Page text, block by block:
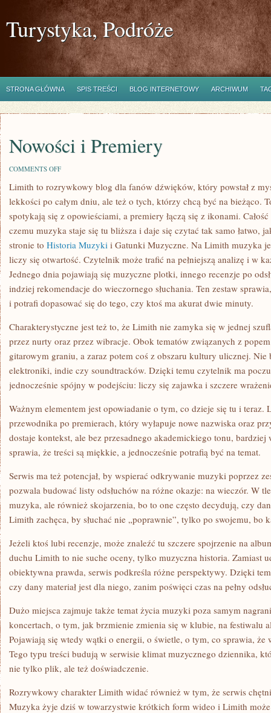
Turystyka, Podróże
STRONA GŁÓWNA SPIS TREŚCI BLOG INTERNETOWY ARCHIWUM
Nowości i Premiery
COMMENTS OFFON
I
PREMIERY
Limith to rozrywkowy blog dla fanów dźwięków, który powstał z
lekkości po całym dniu, ale też o tych, którzy chcą być na bieżąco.
spotykają się z opowieściami, a premiery łączą się z ikonami.
czemu muzyka staje się tu bliższa i daje się czytać tak samo łatwo,
stronie to Historia Muzyki i Gatunki Muzyczne. Na Limith muzyka
liczy się otwartość. Czytelnik może trafić na pełniejszą analizę i w
Jednego dnia pojawiają się muzyczne plotki, innego recenzje po
indziej rekomendacje do wieczornego słuchania. Ten zestaw
i potrafi dopasować się do tego, czy ktoś ma akurat dwie minuty.
Charakterystyczne jest też to, że Limith nie zamyka się w jednej
przez nurty oraz przez wibracje. Obok tematów związanych z
gitarowym graniu, a zaraz potem coś z obszaru kultury ulicznej.
elektroniki, indie czy soundtracków. Dzięki temu czytelnik ma
jednocześnie spójny w podejściu: liczy się zajawka i szczere
Ważnym elementem jest opowiadanie o tym, co dzieje się tu i teraz.
przewodnika po premierach, który wyłapuje nowe nazwiska oraz
dostaje kontekst, ale bez przesadnego akademickiego tonu,
sprawia, że treści są miękkie, a jednocześnie potrafią być na temat.
Serwis ma też potencjał, by wspierać odkrywanie muzyki poprzez
pozwala budować listy odsłuchów na różne okazje: na wieczór. W
muzyka, ale również skojarzenia, bo to one często decydują, czy
Limith zachęca, by słuchać nie „poprawnie”, tylko po swojemu, bo
Jeżeli ktoś lubi recenzje, może znaleźć tu szczere spojrzenie na
duchu Limith to nie suche oceny, tylko muzyczna historia. Zamiast
obiektywna prawda, serwis podkreśla różne perspektywy. Dzięki
czy dany materiał jest dla niego, zanim poświęci czas na pełny
Dużo miejsca zajmuje także temat życia muzyki poza samym
koncertach, o tym, jak brzmienie zmienia się w klubie, na festiwalu
Pojawiają się wtedy wątki o energii, o świetle, o tym, co sprawia, że
Tego typu treści budują w serwisie klimat muzycznego dziennika,
nie tylko plik, ale też doświadczenie.
Rozrywkowy charakter Limith widać również w tym, że serwis
Muzyka żyje dziś w towarzystwie krótkich form wideo i Limith